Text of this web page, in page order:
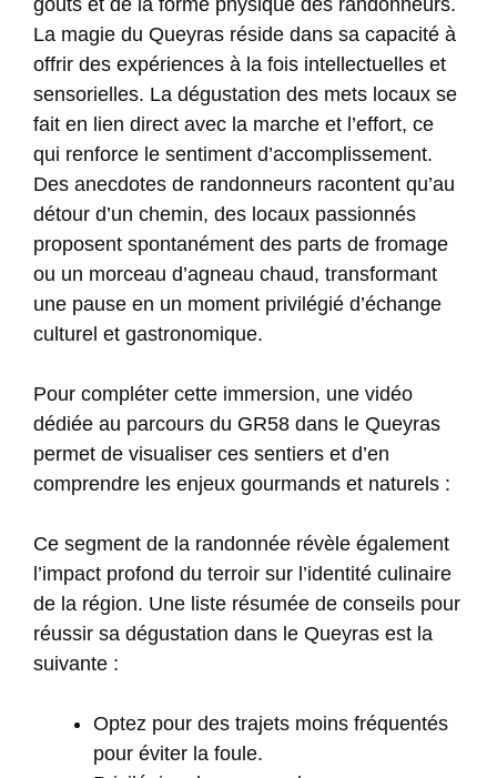
goûts et de la forme physique des randonneurs.
La magie du Queyras réside dans sa capacité à
offrir des expériences à la fois intellectuelles et
sensorielles. La dégustation des mets locaux se
fait en lien direct avec la marche et l’effort, ce
qui renforce le sentiment d’accomplissement.
Des anecdotes de randonneurs racontent qu’au
détour d’un chemin, des locaux passionnés
proposent spontanément des parts de fromage
ou un morceau d’agneau chaud, transformant
une pause en un moment privilégié d’échange
culturel et gastronomique.
Pour compléter cette immersion, une vidéo
dédiée au parcours du GR58 dans le Queyras
permet de visualiser ces sentiers et d’en
comprendre les enjeux gourmands et naturels :
Ce segment de la randonnée révèle également
l’impact profond du terroir sur l’identité culinaire
de la région. Une liste résumée de conseils pour
réussir sa dégustation dans le Queyras est la
suivante :
Optez pour des trajets moins fréquentés
pour éviter la foule.